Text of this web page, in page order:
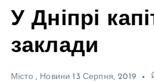
У Дніпрі
заклади
Місто, Новини 13 Серпня, 2019